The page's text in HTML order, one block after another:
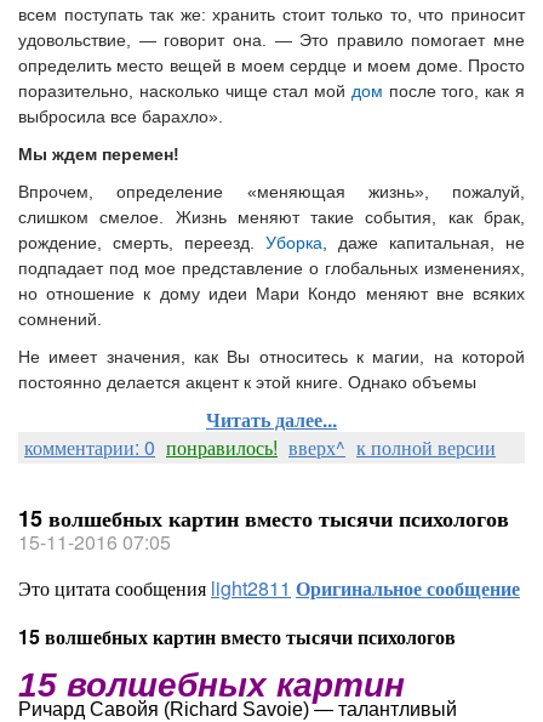
всем поступать так же: хранить стоит только то, что приносит
удовольствие, — говорит она. — Это правило помогает мне
определить место вещей в моем сердце и моем доме. Просто
поразительно, насколько чище стал мой дом после того, как я
выбросила все барахло».
Мы ждем перемен!
Впрочем, определение «меняющая жизнь», пожалуй,
слишком смелое. Жизнь меняют такие события, как брак,
рождение, смерть, переезд. Уборка , даже капитальная, не
подпадает под мое представление о глобальных изменениях,
но отношение к дому идеи Мари Кондо меняют вне всяких
сомнений.
Не имеет значения, как Вы относитесь к магии, на которой
постоянно делается акцент к этой книге. Однако объемы
Читать далее...
комментарии: 0 понравилось! вверх^ к полной версии
15 волшебных картин вместо тысячи психологов
15-11-2016 07:05
Это цитата сообщения light2811 Оригинальное сообщение
15 волшебных картин вместо тысячи психологов
15 волшебных картин
Ричард Савойя (Richard Savoie) — талантливый